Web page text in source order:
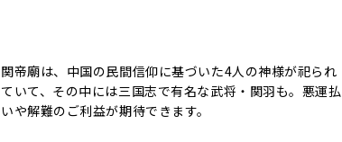
関帝廟は、中国の民間信仰に基づいた4人の神様が祀られ
ていて、その中には三国志で有名な武将・関羽も。悪運払
いや解難のご利益が期待できます。